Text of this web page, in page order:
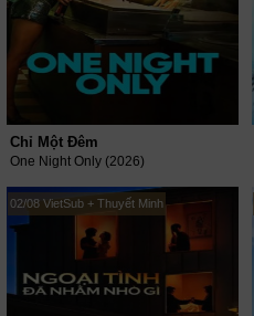
Chỉ Một Đêm
One Night Only (2026)
02/08 VietSub + Thuyết Minh